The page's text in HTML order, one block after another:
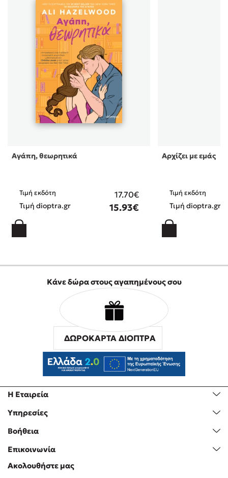
Αγάπη, θεωρητικά
Τιμή εκδότη 17.70€
Τιμή dioptra.gr 15.93€
Αρχίζει με εμάς
Τιμή εκδότη
Τιμή dioptra.gr
Η Εταιρεία
Υπηρεσίες
Βοήθεια
Επικοινωνία
Κάνε δώρα στους αγαπημένους σου
ΔΩΡΟΚΑΡΤΑ ΔΙΟΠΤΡΑ
Ακολουθήστε μας